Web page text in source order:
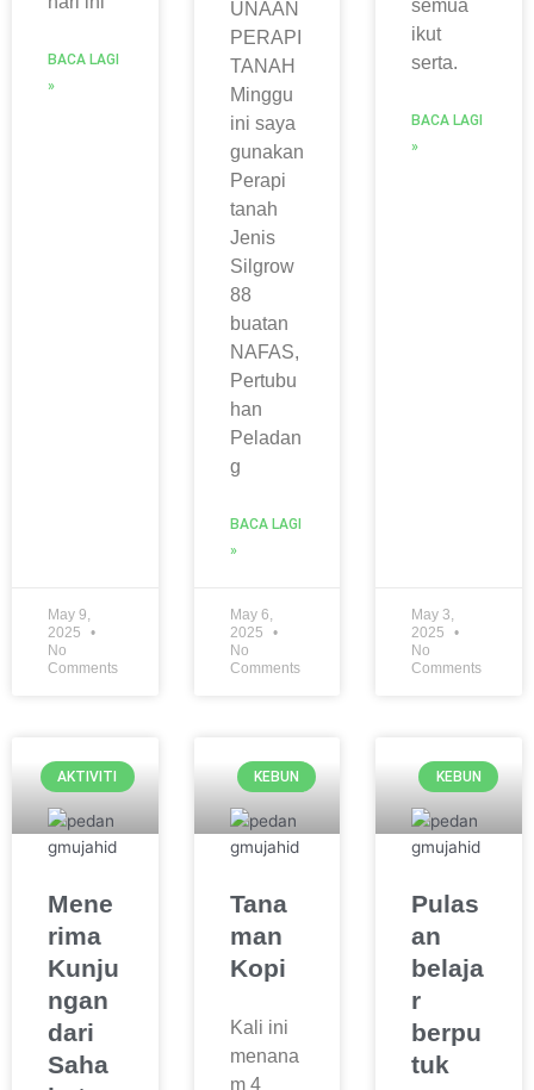
BACA LAGI
»
May 9,
2025
No
Comments
UNAAN
PERAPI
TANAH
Minggu
ini saya
gunakan
Perapi
tanah
Jenis
Silgrow
88
buatan
NAFAS,
Pertubu
han
Peladan
g
BACA LAGI
»
May 6,
2025
No
Comments
semua
ikut
serta.
BACA LAGI
»
May 3,
2025
No
Comments
AKTIVITI
Mene
rima
Kunju
ngan
dari
Saha
KEBUN
Tana
man
Kopi
Kali ini
menana
m 4
KEBUN
Pulas
an
belaja
r
berpu
tuk